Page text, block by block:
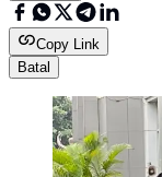
Copy Link
Batal